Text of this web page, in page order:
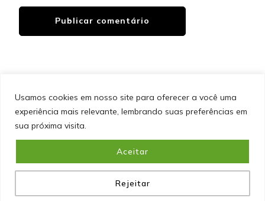
Usamos cookies em nosso site para oferecer a você uma
experiência mais relevante, lembrando suas preferências em
sua próxima visita.
Rejeitar
Aceitar
&cópia; Direitos Autorais 2026Portal do Inferno
direitos reservados.Blossom PinIt | Desenvolvido por
Blossom Themes. Desenvolvido porWordPress.Política
de Privacidade
SITEMAP POLÍTICA DE PRIVACIDADE
EQUIPE